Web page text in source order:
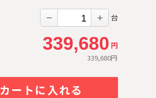
－ ＋ 台
339,680 円
339,680円
カートに入れる